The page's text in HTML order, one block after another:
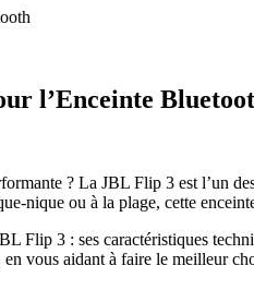
l’Enceinte
? La JBL Flip 3 est l’un
nique ou à la plage, cette
Flip 3 : ses caractéristiques
en vous aidant à faire le